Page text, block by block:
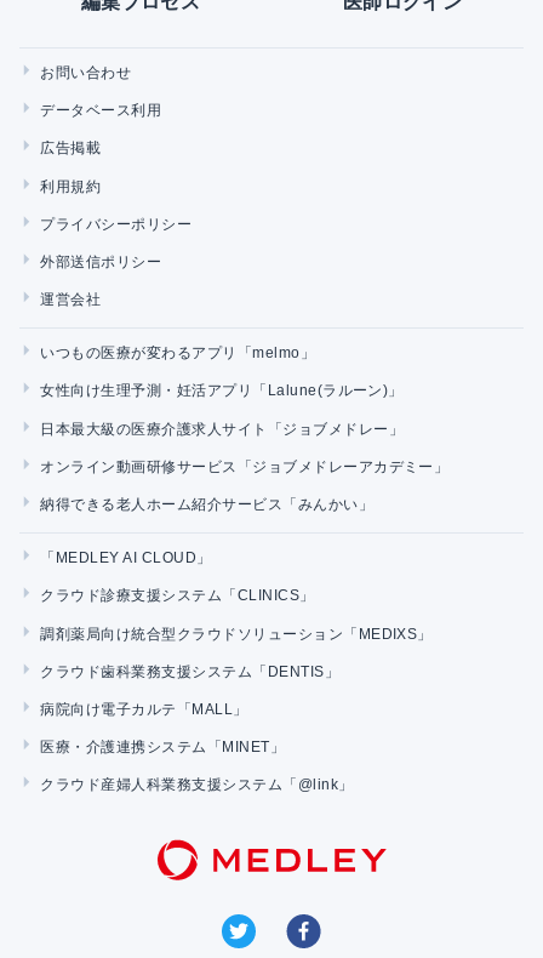
お問い合わせ
データベース利用
広告掲載
利用規約
プライバシーポリシー
外部送信ポリシー
運営会社
いつもの医療が変わるアプリ「melmo」
女性向け生理予測・妊活アプリ「Lalune(ラルーン)」
日本最大級の医療介護求人サイト「ジョブメドレー」
オンライン動画研修サービス「ジョブメドレーアカデミー」
納得できる老人ホーム紹介サービス「みんかい」
「MEDLEY AI CLOUD」
クラウド診療支援システム「CLINICS」
調剤薬局向け統合型クラウドソリューション「MEDIXS」
クラウド歯科業務支援システム「DENTIS」
病院向け電子カルテ「MALL」
医療・介護連携システム「MINET」
クラウド産婦人科業務支援システム「@link」